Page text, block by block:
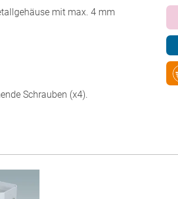
mit max. 4 mm
Schrauben (x4).